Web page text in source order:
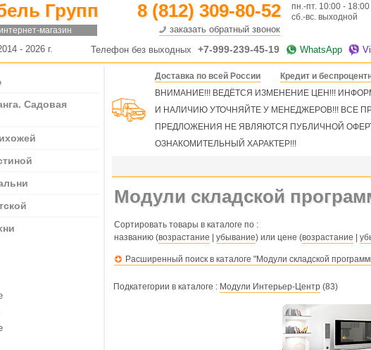
Групп
интернет-магазин
8 (812) 309-80-52
заказать обратный звонок
пн.-пт. 10:00 - 18:00
сб.-вс. выходной
- 2026 г. Телефон без выходных +7-999-239-45-19 WhatsApp
Садовая
Доставка по всей России
Кредит и
ВНИМАНИЕ!!! ВЕДЁТСЯ ИЗМЕНЕНИЕ ЦЕН!!!
И НАЛИЧИЮ УТОЧНЯЙТЕ У МЕНЕДЖЕРОВ!!! ВСЕ
ПРЕДЛОЖЕНИЯ НЕ ЯВЛЯЮТСЯ ПУБЛИЧНОЙ
ОЗНАКОМИТЕЛЬНЫЙ ХАРАКТЕР!!!
Модули складской
Сортировать товары в каталоге по :
названию (возрастание убывание) или цене (возрастание
Расширенный поиск в каталоге "Модули складской
Подкатегории в каталоге : Модули Интерьер-Центр(83)